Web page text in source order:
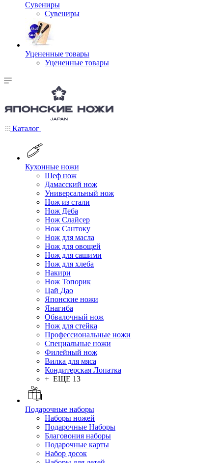
Сувениры
Сувениры
Уцененные товары
Уцененные товары
Каталог
Кухонные ножи
Шеф нож
Дамасский нож
Универсальный нож
Нож из стали
Нож Деба
Нож Слайсер
Нож Сантоку
Нож для масла
Нож для овощей
Нож для сашими
Нож для хлеба
Накири
Нож Топорик
Цай Дао
Японские ножи
Янагиба
Обвалочный нож
Нож для стейка
Профессиональные ножи
Специальные ножи
Филейный нож
Вилка для мяса
Кондитерская Лопатка
+ ЕЩЕ 13
Подарочные наборы
Наборы ножей
Подарочные Наборы
Благовония наборы
Подарочные карты
Набор досок